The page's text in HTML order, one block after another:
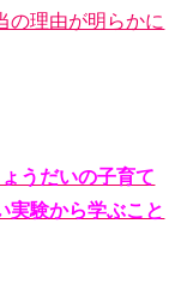
の理由が明らかに
うだいの子育て
験から学ぶこと